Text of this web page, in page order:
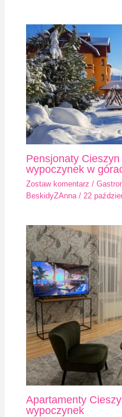
Pensjonaty
wypoczynek w
Zostaw komentarz /
BeskidyZAnna/ 22
Apartamenty
wypoczynek